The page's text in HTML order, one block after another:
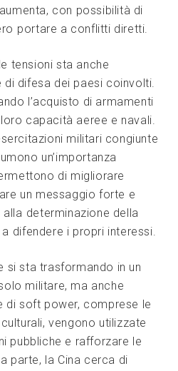
con possibilità di
⁣portare a conflitti diretti.
tensioni sta anche
difesa ‌dei paesi coinvolti.
l’acquisto di armamenti
capacità aeree e navali.
militari‍ congiunte
un’importanza
di migliorare
un messaggio forte e
determinazione della
⁤difendere i propri interessi.
si sta trasformando in un
militare, ma anche
‌di soft ‌power, comprese ‌le
vengono utilizzate
pubbliche e rafforzare le
parte,‍ la Cina cerca di‌